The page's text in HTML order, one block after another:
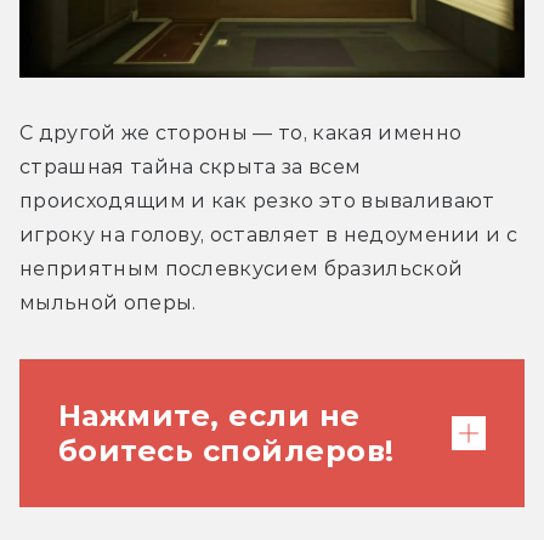
С другой же стороны — то, какая именно
страшная тайна скрыта за всем
происходящим и как резко это вываливают
игроку на голову, оставляет в недоумении и с
неприятным послевкусием бразильской
мыльной оперы.
Нажмите, если не
боитесь спойлеров!